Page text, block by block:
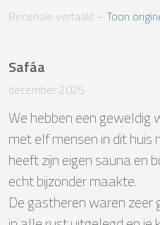
Recensie vertaald – Toon
Safáa
december 2025
We hebben een geweldig
met elf mensen in dit huis
heeft zijn eigen sauna en
echt bijzonder maakte.
De gastheren waren zeer